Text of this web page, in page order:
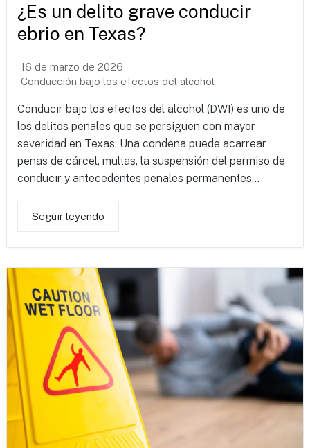
¿Es un delito grave conducir
ebrio en Texas?
16 de marzo de 2026
Conducción bajo los efectos del alcohol
Conducir bajo los efectos del alcohol (DWI) es uno de
los delitos penales que se persiguen con mayor
severidad en Texas. Una condena puede acarrear
penas de cárcel, multas, la suspensión del permiso de
conducir y antecedentes penales permanentes...
Seguir leyendo